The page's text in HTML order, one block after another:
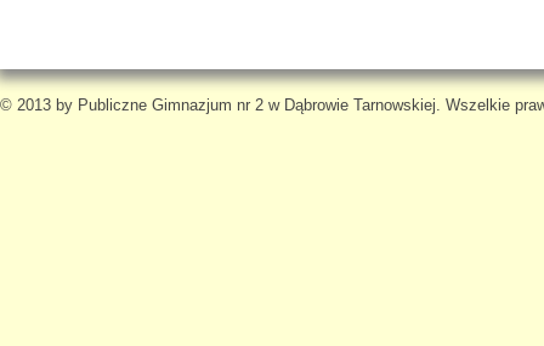
© 2013 by Publiczne Gimnazjum nr 2 w Dąbrowie Tarnowskiej. Wszelkie